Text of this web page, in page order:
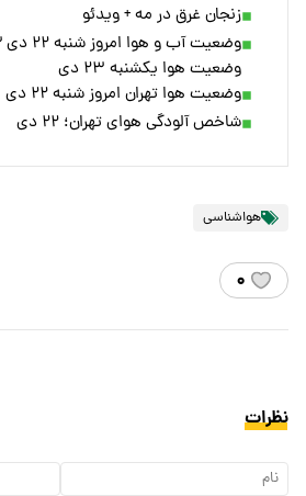
زنجان غرق در مه + ویدئو
وضعیت هوا یکشنبه ۲۳ دی
وضعیت هوا تهران امروز شنبه ۲۲ دی
شاخص آلودگی هوای تهران؛ ۲۲ دی
هواشناسی
۰
نظرات